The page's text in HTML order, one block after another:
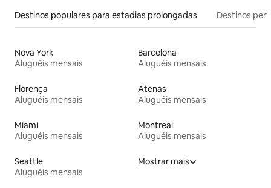
Destinos populares para estadias prolongadas Destinos
Nova York
Aluguéis mensais
Barcelona
Aluguéis mensais
Florença
Aluguéis mensais
Atenas
Aluguéis mensais
Miami
Aluguéis mensais
Montreal
Aluguéis mensais
Seattle
Aluguéis mensais
Mostrar mais